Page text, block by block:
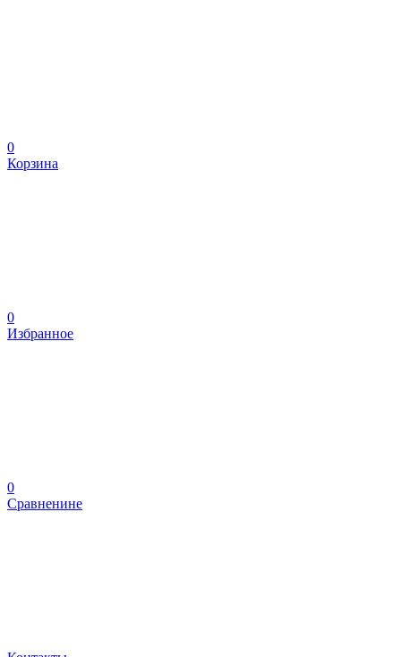
0
Корзина
0
Избранное
0
Сравненине